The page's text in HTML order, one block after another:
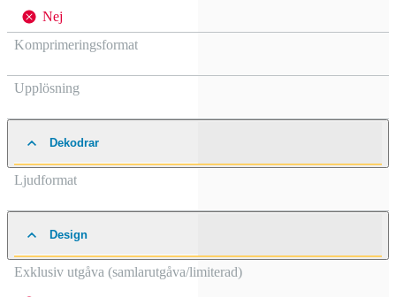
Nej
Komprimeringsformat
Upplösning
Dekodrar
Ljudformat
Design
Exklusiv utgåva (samlarutgåva/limiterad)